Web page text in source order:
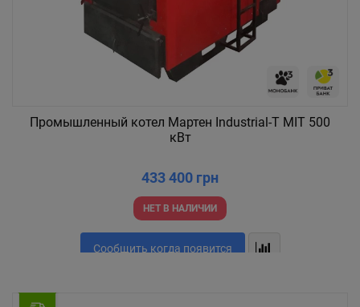
Промышленный котел Мартен Industrial-T MIT 500
кВт
433 400 грн
НЕТ В НАЛИЧИИ
Сообщить когда появится